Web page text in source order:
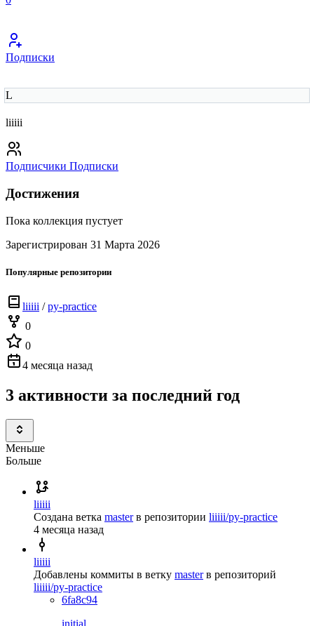
Подписки
L
liiiii
Подписчики Подписки
Достижения
Пока коллекция пустует
Зарегистрирован 31 Марта 2026
Популярные репозитории
liiiii /py-practice
0
0
4 месяца назад
3 активности за последний год
Меньше
Больше
liiiii
Создана ветка master в репозитории liiiii/py-practice
4 месяца назад
liiiii
Добавлены коммиты в ветку master в репозиторий
liiiii/py-practice
6fa8c94
initial